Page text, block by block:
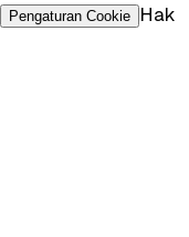
Pengaturan Cookie
Hak